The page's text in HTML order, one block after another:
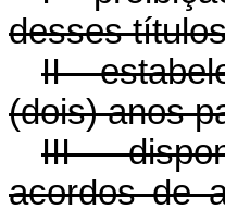
desses
II -
(dois) anos
III -
acordos de